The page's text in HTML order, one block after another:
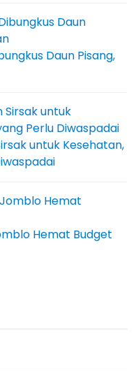
Daun Pisang,
untuk Kesehatan,
Hemat Budget